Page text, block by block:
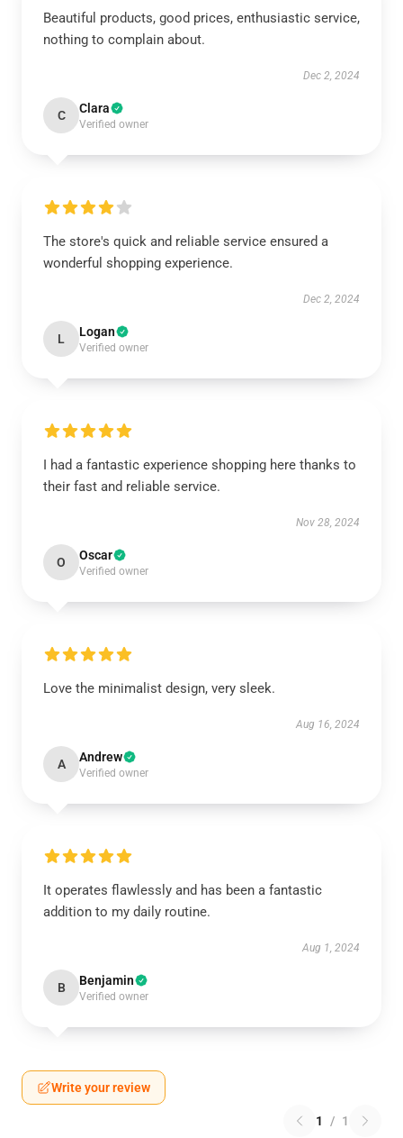
Beautiful products, good prices, enthusiastic service,
nothing to complain about.
Dec 2, 2024
C Clara
Verified owner
The store's quick and reliable service ensured a
wonderful shopping experience.
Dec 2, 2024
L Logan
Verified owner
I had a fantastic experience shopping here thanks to
their fast and reliable service.
Nov 28, 2024
O Oscar
Verified owner
Love the minimalist design, very sleek.
Aug 16, 2024
A Andrew
Verified owner
It operates flawlessly and has been a fantastic
addition to my daily routine.
Aug 1, 2024
B Benjamin
Verified owner
Write your review
1 / 1